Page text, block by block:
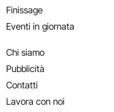
Finissage
Eventi in giornata
Chi siamo
Pubblicità
Contatti
Lavora con noi